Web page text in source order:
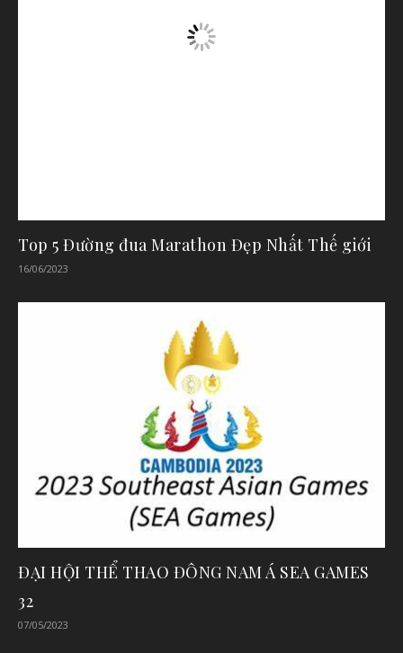
Top 5 Đường đua Marathon Đẹp Nhất Thế giới
16/06/2023
ĐẠI HỘI THỂ THAO ĐÔNG NAM Á SEA GAMES
32
07/05/2023